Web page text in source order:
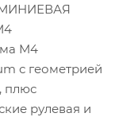
M4
с геометрией
плюс
рулевая и